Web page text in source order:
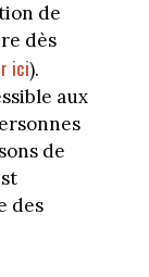
de
dès
ici).
aux
de
des